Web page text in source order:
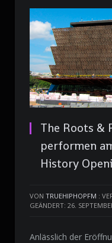
The Roots &
performen
History
VON TRUEHIPHOPFM :
GEÄNDERT: 26.
Anlässlich der